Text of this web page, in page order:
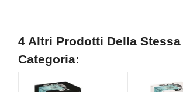
4 Altri Prodotti Della Stessa
Categoria:
NON DISPONIBILE NON